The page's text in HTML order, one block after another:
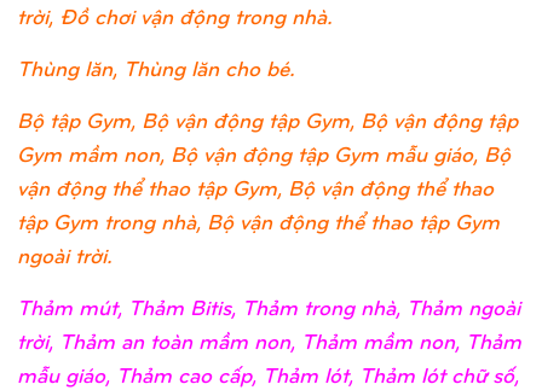
trời, Đồ chơi vận động trong nhà.
Thùng lăn, Thùng lăn cho bé.
Bộ tập Gym, Bộ vận động tập Gym, Bộ vận động tập
Gym mầm non, Bộ vận động tập Gym mẫu giáo, Bộ
vận động thể thao tập Gym, Bộ vận động thể thao
tập Gym trong nhà, Bộ vận động thể thao tập Gym
ngoài trời.
Thảm mút, Thảm Bitis, Thảm trong nhà, Thảm ngoài
trời, Thảm an toàn mầm non, Thảm mầm non, Thảm
mẫu giáo, Thảm cao cấp, Thảm lót, Thảm lót chữ số,